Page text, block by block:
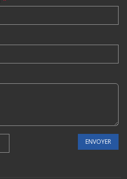
ENVOYER